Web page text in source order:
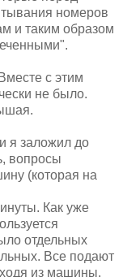
номеров
и таким образом
с этим
не было.
я заложил до
вопросы
(которая на
Как уже
отдельных
Все подают
из машины.